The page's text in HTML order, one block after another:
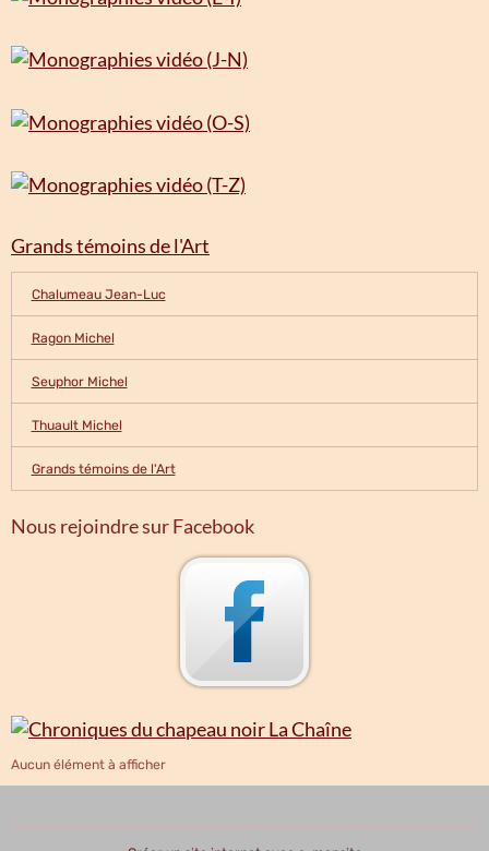
Grands témoins de l'Art
Chalumeau Jean-Luc
Ragon Michel
Seuphor Michel
Thuault Michel
Grands témoins de l'Art
Nous rejoindre sur Facebook
Aucun élément à afficher